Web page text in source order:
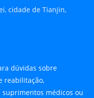
cidade de Tianjin,
dúvidas sobre
reabilitação,
médicos ou